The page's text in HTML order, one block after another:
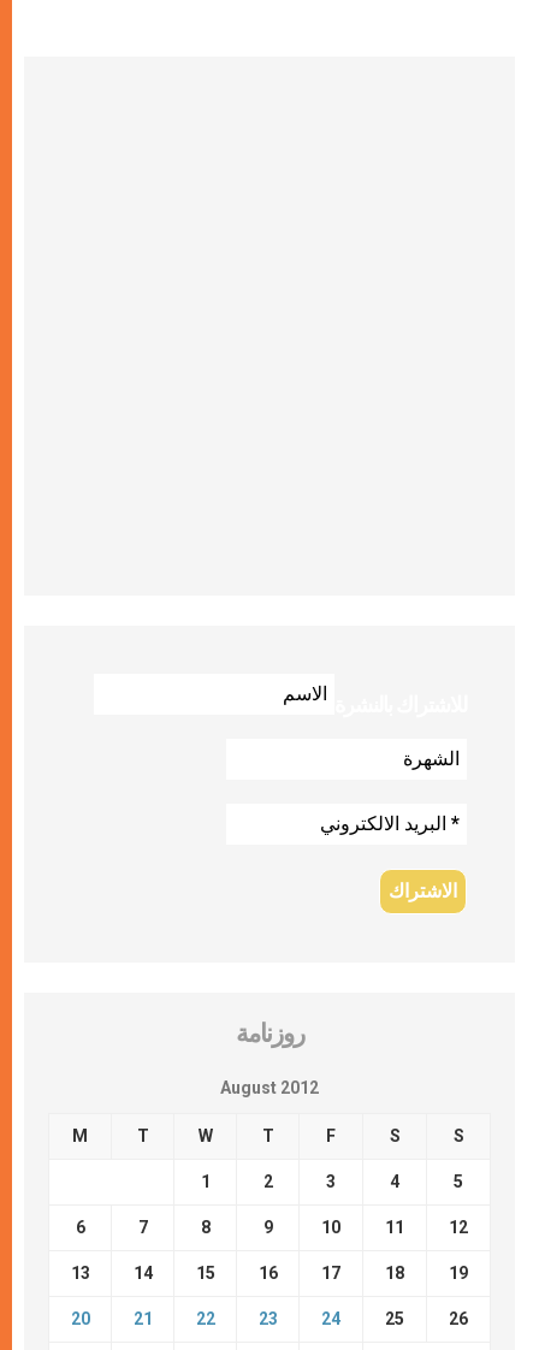
روزنامة
August 2012
M T W T F S S
1 2 3 4 5
6 7 8 9 10 11 12
13 14 15 16 17 18 19
20 21 22 23 24 25 26